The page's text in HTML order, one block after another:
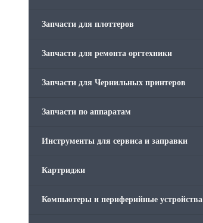
Запчасти для плоттеров
Запчасти для ремонта оргтехники
Запчасти для Чернильных принтеров
Запчасти по аппаратам
Инструменты для сервиса и заправки
Картриджи
Компьютеры и периферийные устройства